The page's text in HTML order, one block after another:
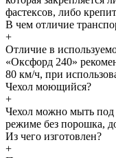
фастексов, либо
В чем отличие
+
Отличие в
«Оксфорд 240»
80 км/ч, при
Чехол моющийся?
+
Чехол можно мыть под
режиме без порошка,
Из чего изготовлен?
+